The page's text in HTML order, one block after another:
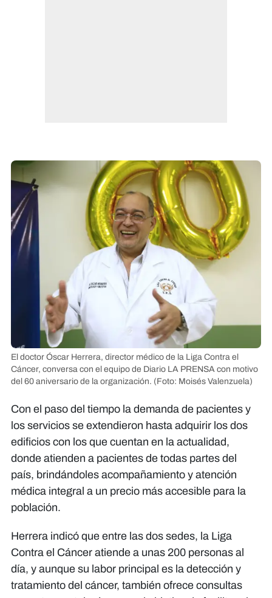
El doctor Óscar Herrera, director médico de la Liga Contra el
Cáncer, conversa con el equipo de Diario LA PRENSA con motivo
del 60 aniversario de la organización. (Foto: Moisés Valenzuela)
Con el paso del tiempo la demanda de pacientes y
los servicios se extendieron hasta adquirir los dos
edificios con los que cuentan en la actualidad,
donde atienden a pacientes de todas partes del
país, brindándoles acompañamiento y atención
médica integral a un precio más accesible para la
población.
Herrera indicó que entre las dos sedes, la Liga
Contra el Cáncer atiende a unas 200 personas al
día, y aunque su labor principal es la detección y
tratamiento del cáncer, también ofrece consultas